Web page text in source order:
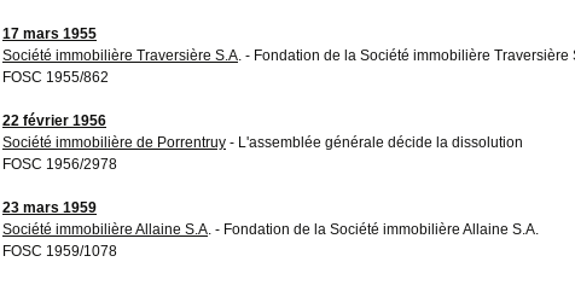
17 mars 1955
Société immobilière Traversière S.A . - Fondation de la Société immobilière Traversière
FOSC 1955/862
22 février 1956
Société immobilière de Porrentruy - L'assemblée générale décide la dissolution
FOSC 1956/2978
23 mars 1959
Société immobilière Allaine S.A . - Fondation de la Société immobilière Allaine S.A.
FOSC 1959/1078